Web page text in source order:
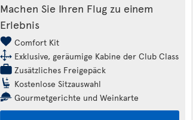
Machen Sie Ihren Flug zu einem
Erlebnis
Comfort Kit
Exklusive, geräumige Kabine der Club Class
Zusätzliches Freigepäck
Kostenlose Sitzauswahl
Gourmetgerichte und Weinkarte